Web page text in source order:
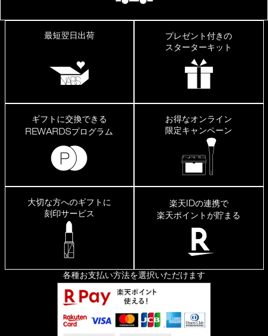
最短翌日出荷
プレゼント付きの
スターターキット
ギフトに交換できる
REWARDSプログラム
お得なオンライン
限定キャンペーン
大切な方へのギフトに
刻印サービス
楽天IDの連携で
楽天ポイントが貯まる
各種お支払い方法を選択いただけます